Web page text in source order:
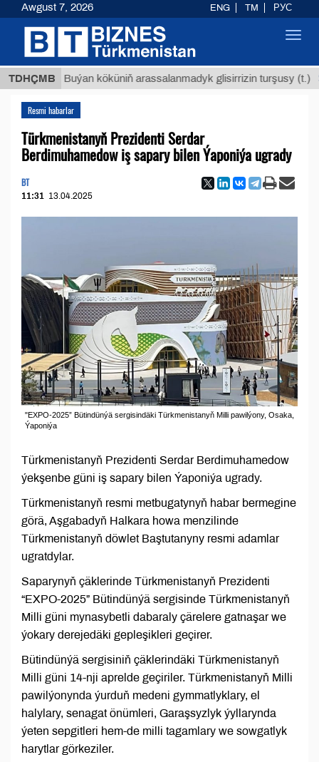
TDHÇMBBuýan köküniň arassalanmadyk glisirrizin turşusy (t.)
Resmi habarlar
Türkmenistanyň Prezidenti Serdar
Berdimuhamedow iş sapary bilen Ýaponiýa ugrady
BT
11:31 13.04.2025
"EXPO-2025” Bütindünýä sergisindäki Türkmenistanyň Milli pawilýony, Osaka,
Ýaponiýa
Türkmenistanyň Prezidenti Serdar Berdimuhamedow
ýekşenbe güni iş sapary bilen Ýaponiýa ugrady.
Türkmenistanyň resmi metbugatynyň habar bermegine
görä, Aşgabadyň Halkara howa menzilinde
Türkmenistanyň döwlet Baştutanyny resmi adamlar
ugratdylar.
Saparynyň çäklerinde Türkmenistanyň Prezidenti
“EXPO-2025” Bütindünýä sergisinde Türkmenistanyň
Milli güni mynasybetli dabaraly çärelere gatnaşar we
ýokary derejedäki gepleşikleri geçirer.
Bütindünýä sergisiniň çäklerindäki Türkmenistanyň
Milli güni 14-nji aprelde geçiriler. Türkmenistanyň Milli
pawilýonynda ýurduň medeni gymmatlyklary, el
halylary, senagat önümleri, Garaşsyzlyk ýyllarynda
ýeten sepgitleri hem-de milli tagamlary we sowgatlyk
harytlar görkeziler.
Awgust 7, 2026 ENG TM РУС